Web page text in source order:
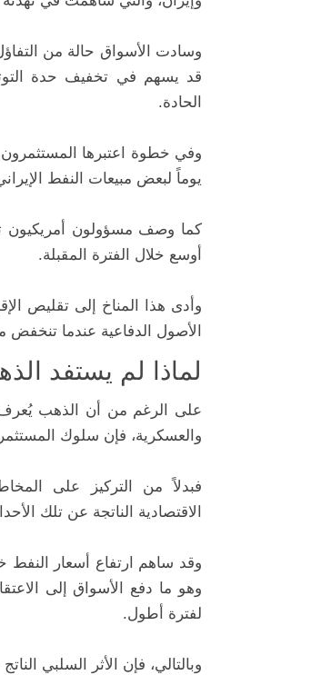
وسادت الأسواق حالة من
قد يسهم في تخفيف حدة
الحادة.
يوماً لبعض مبيعات النفط
كما وصف مسؤولون أمريكيون
أوسع خلال الفترة المقبلة.
وأدى هذا المناخ إلى تقليص
الأصول الدفاعية عندما
لماذا لم يستفد
على الرغم من أن الذهب يُعرف
والعسكرية، فإن سلوك
فبدلاً من التركيز على
الاقتصادية الناتجة عن تلك
وقد ساهم ارتفاع أسعار النفط
وهو ما دفع الأسواق إلى
لفترة أطول.
وبالتالي، فإن الأثر السلبي